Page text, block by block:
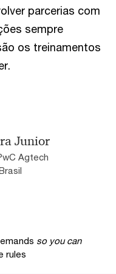
parcerias com
sempre
os treinamentos
Junior
Agtech
so you can
rules